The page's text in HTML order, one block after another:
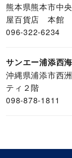
熊本県熊本市中
屋百貨店 本館
096-322-6234
サンエー浦添西
沖縄県浦添市西
ティ２階
098-878-1811